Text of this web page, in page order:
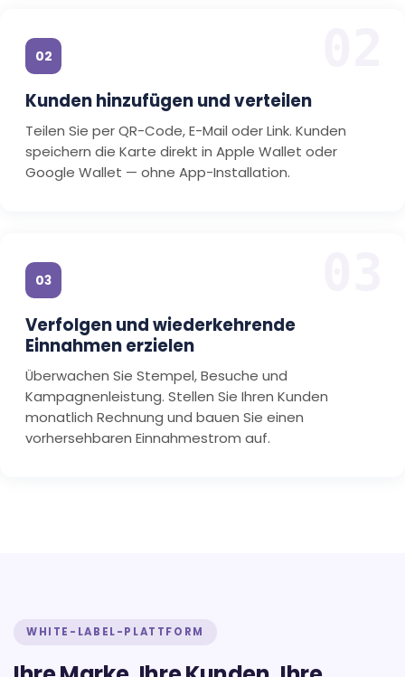
02
Kunden hinzufügen und verteilen
Teilen Sie per QR-Code, E-Mail oder Link. Kunden
speichern die Karte direkt in Apple Wallet oder
Google Wallet — ohne App-Installation.
03
Verfolgen und wiederkehrende
Einnahmen erzielen
Überwachen Sie Stempel, Besuche und
Kampagnenleistung. Stellen Sie Ihren Kunden
monatlich Rechnung und bauen Sie einen
vorhersehbaren Einnahmestrom auf.
WHITE-LABEL-PLATTFORM